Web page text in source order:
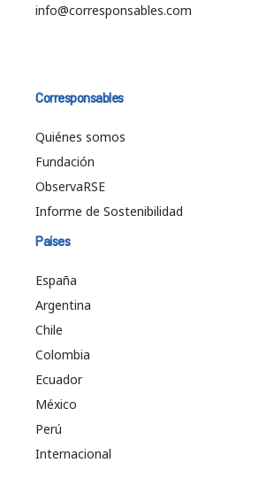
info@corresponsables.com
Corresponsables
Quiénes somos
Fundación
ObservaRSE
Informe de Sostenibilidad
Países
España
Argentina
Chile
Colombia
Ecuador
México
Perú
Internacional